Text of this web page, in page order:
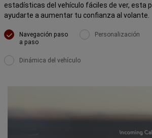
estadísticas del vehículo fáciles de ver, esta
ayudarte a aumentar tu confianza al volante.
Navegación paso
a paso
Personalización
Dinámica del vehículo